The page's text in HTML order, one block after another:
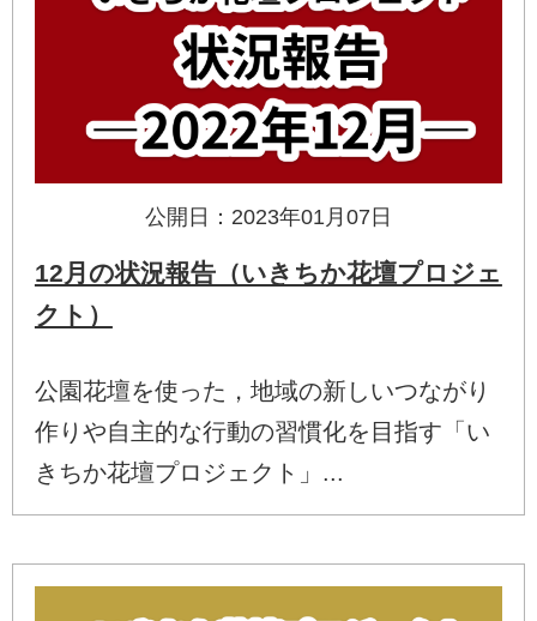
公開日：2023年01月07日
12月の状況報告（いきちか花壇プロジェ
クト）
公園花壇を使った，地域の新しいつながり
作りや自主的な行動の習慣化を目指す「い
きちか花壇プロジェクト」...